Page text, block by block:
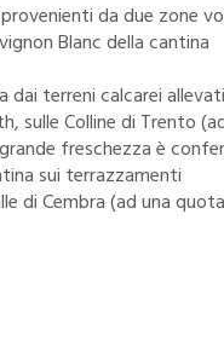
da due zone
Blanc della cantina
dai terreni calcarei
sulle Colline di Trento
freschezza è
sui terrazzamenti
di Cembra (ad una